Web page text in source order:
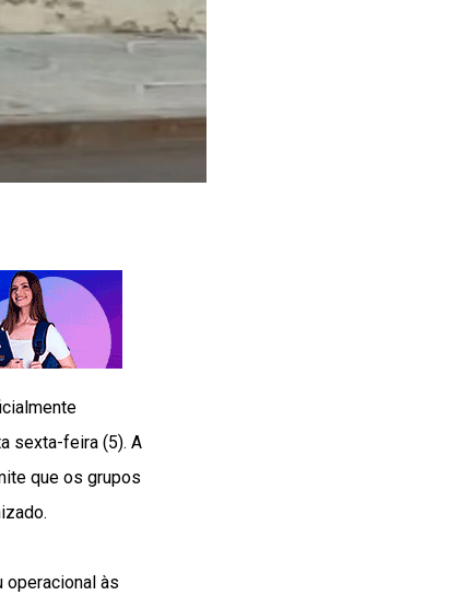
sexta-feira (5). A
que os grupos
operacional às